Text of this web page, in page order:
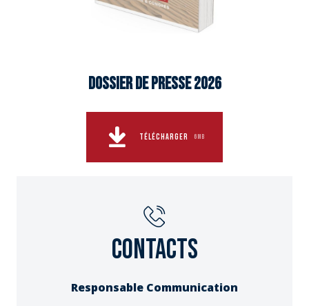
Dossier de Presse 2026
TÉLÉCHARGER 6MB
Contacts
Responsable Communication